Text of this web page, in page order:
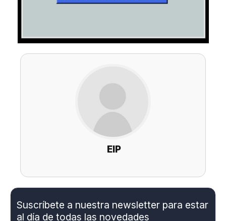
EIP
Suscríbete a nuestra newsletter para estar
al día de todas las novedades